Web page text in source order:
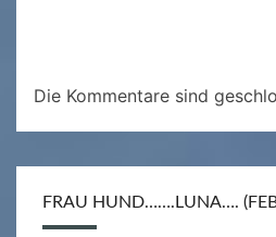
Die Kommentare sind
FRAU HUND…….LUNA….